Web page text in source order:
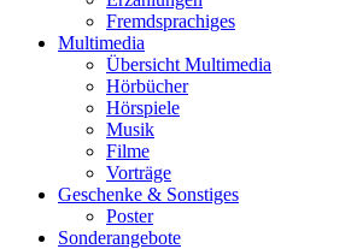
Fremdsprachiges
Multimedia
Übersicht Multimedia
Hörbücher
Hörspiele
Musik
Filme
Vorträge
Geschenke & Sonstiges
Poster
Sonderangebote